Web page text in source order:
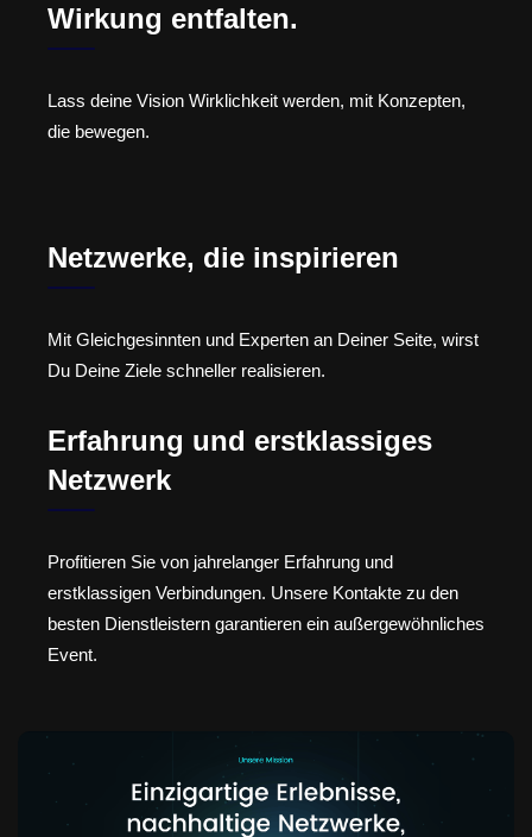
Wirkung entfalten.
Lass deine Vision Wirklichkeit werden, mit Konzepten,
die bewegen.
Netzwerke, die inspirieren
Mit Gleichgesinnten und Experten an Deiner Seite, wirst
Du Deine Ziele schneller realisieren.
Erfahrung und erstklassiges
Netzwerk
Profitieren Sie von jahrelanger Erfahrung und
erstklassigen Verbindungen. Unsere Kontakte zu den
besten Dienstleistern garantieren ein außergewöhnliches
Event.